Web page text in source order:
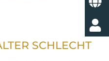
SCHLECHT